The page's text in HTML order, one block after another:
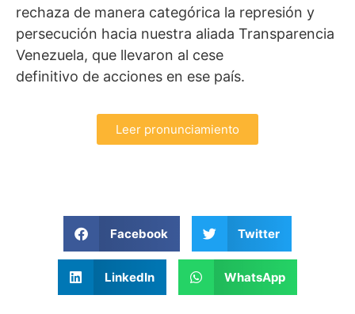
rechaza de manera categórica la represión y
persecución hacia nuestra aliada Transparencia
Venezuela, que llevaron al cese
definitivo de acciones en ese país.
Leer pronunciamiento
Facebook Twitter
LinkedIn WhatsApp